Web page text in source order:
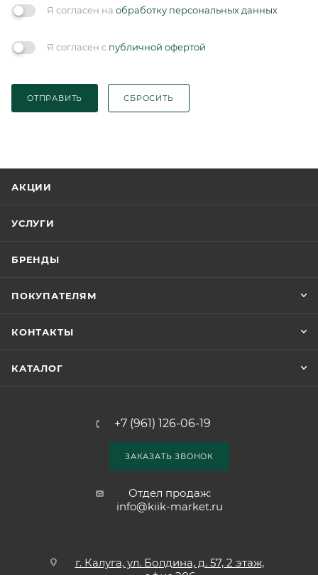
Я согласен на обработку персональных данных
Я согласен с публичной офертой
ОТПРАВИТЬ СБРОСИТЬ
АКЦИИ
УСЛУГИ
БРЕНДЫ
ПОКУПАТЕЛЯМ
КОНТАКТЫ
КАТАЛОГ
+7 (961) 126-06-19
ЗАКАЗАТЬ ЗВОНОК
Отдел продаж:
info@kiik-market.ru
г. Калуга, ул. Болдина, д. 57, 2 этаж,